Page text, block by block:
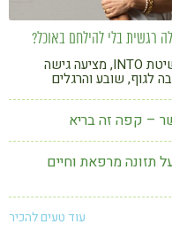
רגשית בלי להילחם באוכל?
ליקה כהן, מייסדת שיטת INTO, מציעה גישה
לגוף, שובע והרגלים
– קפה זה בריא
תזונה מרפאת וחיים
עוד טעים להכיר